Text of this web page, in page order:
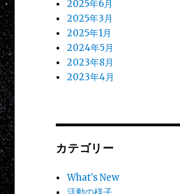
2025年6月
2025年3月
2025年1月
2024年5月
2023年8月
2023年4月
カテゴリー
What's New